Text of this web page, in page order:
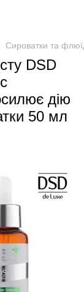
Сироватки та
DSD
дію
50 мл